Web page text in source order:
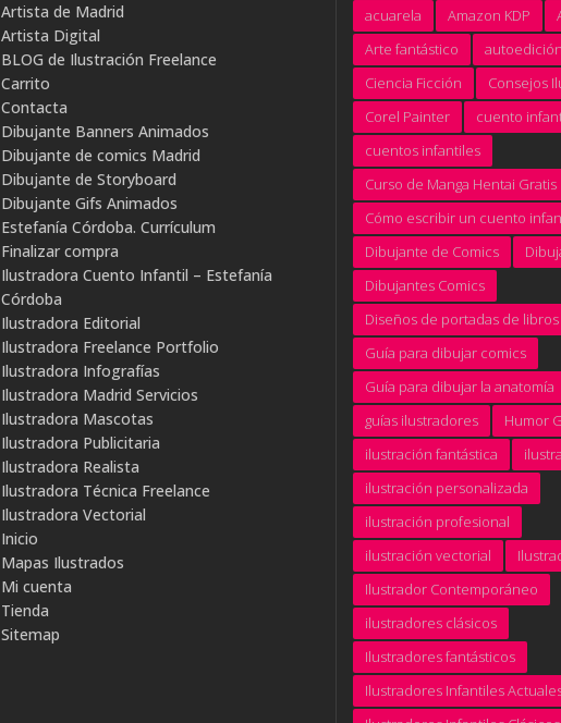
Artista de Madrid
Artista Digital
BLOG de Ilustración Freelance
Carrito
Contacta
Dibujante Banners Animados
Dibujante de comics Madrid
Dibujante de Storyboard
Dibujante Gifs Animados
Estefanía Córdoba. Currículum
Finalizar compra
Ilustradora Cuento Infantil – Estefanía
Córdoba
Ilustradora Editorial
Ilustradora Freelance Portfolio
Ilustradora Infografías
Ilustradora Madrid Servicios
Ilustradora Mascotas
Ilustradora Publicitaria
Ilustradora Realista
Ilustradora Técnica Freelance
Ilustradora Vectorial
Inicio
Mapas Ilustrados
Mi cuenta
Tienda
Sitemap
acuarela Amazon KDP
Arte fantástico
autoedición
Ciencia Ficción
Consejos
Corel Painter
cuento
cuentos infantiles
Curso de Manga Hentai Gratis
Cómo escribir un cuento
Dibujante de Comics
Dibujantes Comics
Diseños de portadas de libros
Guía para dibujar comics
Guía para dibujar la anatomía
guías ilustradores
Humor
ilustración fantástica
ilustración personalizada
ilustración profesional
ilustración vectorial
Ilustrador Contemporáneo
ilustradores clásicos
Ilustradores fantásticos
Ilustradores Infantiles